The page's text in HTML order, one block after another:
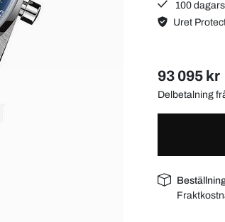
100
Uret
93 095 kr
Delbetalning